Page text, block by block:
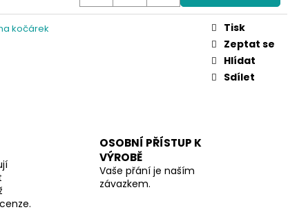
kočárek
Tisk
Zeptat se
Hlídat
Sdílet
OSOBNÍ PŘÍSTUP K
VÝROBĚ
Vaše přání je naším
závazkem.